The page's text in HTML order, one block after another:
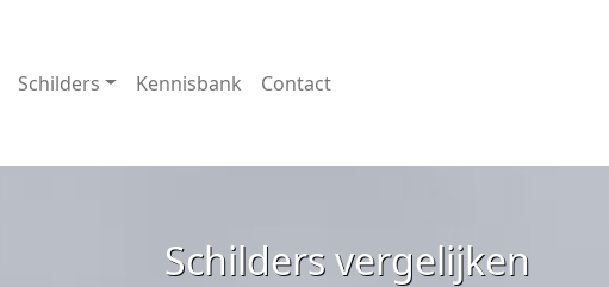
Schilders Kennisbank Contact
Schilders vergelijken